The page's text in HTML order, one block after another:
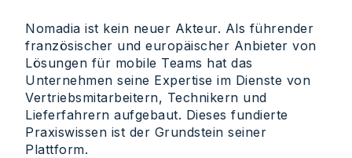
Nomadia ist kein neuer Akteur. Als führender
französischer und europäischer Anbieter von
Lösungen für mobile Teams hat das
Unternehmen seine Expertise im Dienste von
Vertriebsmitarbeitern, Technikern und
Lieferfahrern aufgebaut. Dieses fundierte
Praxiswissen ist der Grundstein seiner
Plattform.